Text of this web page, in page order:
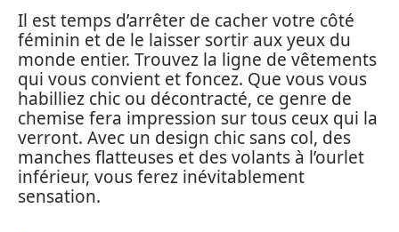
Il est temps d’arrêter de cacher votre côté
féminin et de le laisser sortir aux yeux du
monde entier. Trouvez la ligne de vêtements
qui vous convient et foncez. Que vous vous
habilliez chic ou décontracté, ce genre de
chemise fera impression sur tous ceux qui la
verront. Avec un design chic sans col, des
manches flatteuses et des volants à l’ourlet
inférieur, vous ferez inévitablement
sensation.